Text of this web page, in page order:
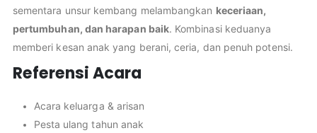
sementara unsur kembang melambangkan keceriaan,
pertumbuhan, dan harapan baik. Kombinasi keduanya
memberi kesan anak yang berani, ceria, dan penuh potensi.
Referensi Acara
Acara keluarga & arisan
Pesta ulang tahun anak